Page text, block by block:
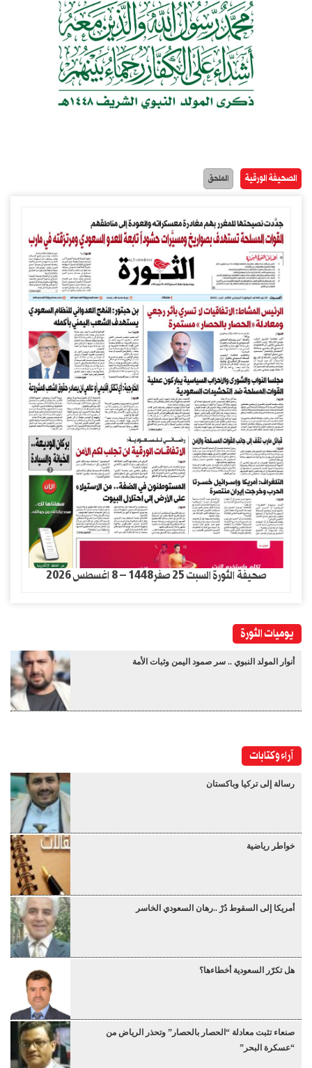
الصحيفة الورقية الملحق
صحيفة الثورة السبت 25 صفر1448 – 8 اغسطس 2026
يوميات الثورة
أنوار المولد النبوي .. سر صمود اليمن وثبات الأمة
آراء وكتابات
رسالة إلى تركيا وباكستان
خواطر رياضية
أمريكا إلى السقوط دُرْ ..رهان السعودي الخاسر
هل تكرّر السعودية أخطاءها؟
صنعاء تثبت معادلة “الحصار بالحصار” وتحذر الرياض من
“عسكرة البحر”